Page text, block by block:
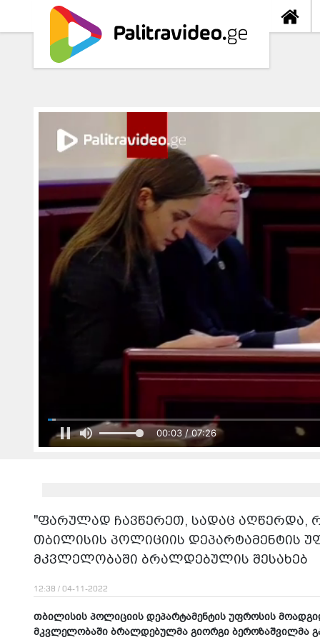
00:05 / 07:26
"ფარულად ჩავწერეთ, სადაც აღწერდა,
თბილისის პოლიციის დეპარტამენტის
მკვლელობაში ბრალდებულის შესახებ
12:38 / 04-11-2022
თბილისის პოლიციის დეპარტამენტის უფროსის
მკვლელობაში ბრალდებულმა გიორგი ბეროზაშვილმა